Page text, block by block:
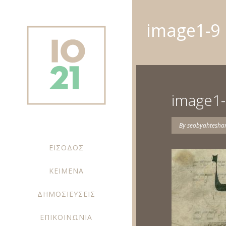
ΕΙΣΟΔΟΣ
ΚΕΙΜΕΝΑ
ΔΗΜΟΣΙΕΥΣΕΙΣ
ΕΠΙΚΟΙΝΩΝΙΑ
image1-9
By